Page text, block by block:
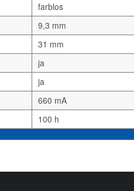
farblos
9,3 mm
31 mm
ja
ja
660 mA
100 h